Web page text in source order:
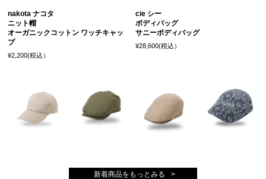
nakota ナコタ
ニット帽
オーガニックコットン ワッチキャッ
プ
¥2,200(税込）
cie シー
ボディバッグ
サニーボディバッグ
¥28,600(税込）
新着商品をもっとみる